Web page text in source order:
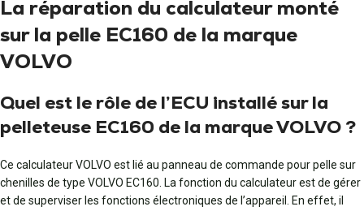
La réparation du calculateur monté
sur la pelle EC160 de la marque
VOLVO
Quel est le rôle de l’ECU installé sur la
pelleteuse EC160 de la marque VOLVO ?
Ce calculateur VOLVO est lié au panneau de commande pour pelle sur
chenilles de type VOLVO EC160. La fonction du calculateur est de gérer
et de superviser les fonctions électroniques de l’appareil. En effet, il